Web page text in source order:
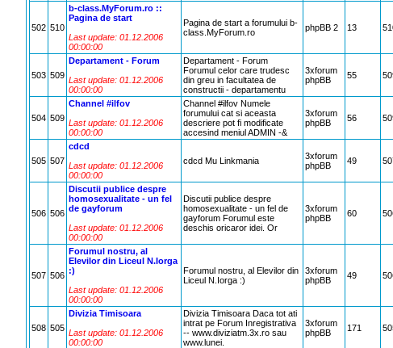
502 510
b-class.MyForum.ro ::
Pagina de start
Last update: 01.12.2006
00:00:00
Pagina de start a forumului b-
class.MyForum.ro
phpBB 2 13
503 509
Departament - Forum
Last update: 01.12.2006
00:00:00
Departament - Forum
Forumul celor care trudesc
din greu in facultatea de
constructii - departamentu
3xforum
phpBB
55
504 509
Channel #ilfov
Last update: 01.12.2006
00:00:00
Channel #ilfov Numele
forumului cat si aceasta
descriere pot fi modificate
accesind meniul ADMIN -&
3xforum
phpBB
56
505 507
cdcd
Last update: 01.12.2006
00:00:00
cdcd Mu Linkmania
3xforum
phpBB
49
506 506
Discutii publice despre
homosexualitate - un fel
de gayforum
Last update: 01.12.2006
00:00:00
Discutii publice despre
homosexualitate - un fel de
gayforum Forumul este
deschis oricaror idei. Or
3xforum
phpBB
60
507 506
Forumul nostru, al
Elevilor din Liceul N.Iorga
:)
Last update: 01.12.2006
00:00:00
Forumul nostru, al Elevilor din
Liceul N.Iorga :)
3xforum
phpBB
49
508 505
Divizia Timisoara
Last update: 01.12.2006
00:00:00
Divizia Timisoara Daca tot ati
intrat pe Forum Inregistrativa
-- www.diviziatm.3x.ro sau
www.lunei.
3xforum
phpBB
171